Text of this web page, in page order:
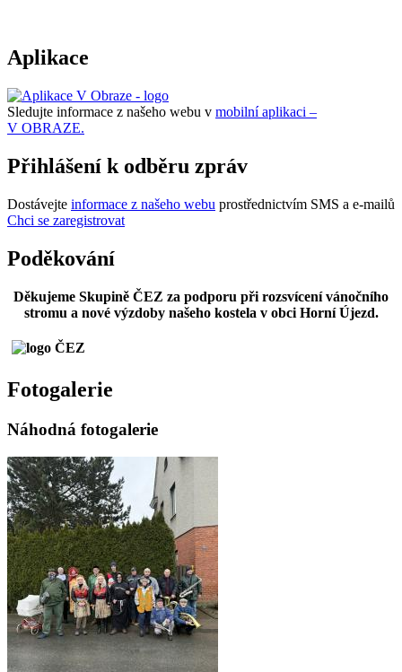
Aplikace
Sledujte informace z našeho webu v mobilní aplikaci –
V OBRAZE.
Přihlášení k odběru zpráv
Dostávejte informace z našeho webu prostřednictvím SMS a e-mailů
Chci se zaregistrovat
Poděkování
Děkujeme Skupině ČEZ za podporu při rozsvícení vánočního
stromu a nové výzdoby našeho kostela v obci Horní Újezd.
Fotogalerie
Náhodná fotogalerie